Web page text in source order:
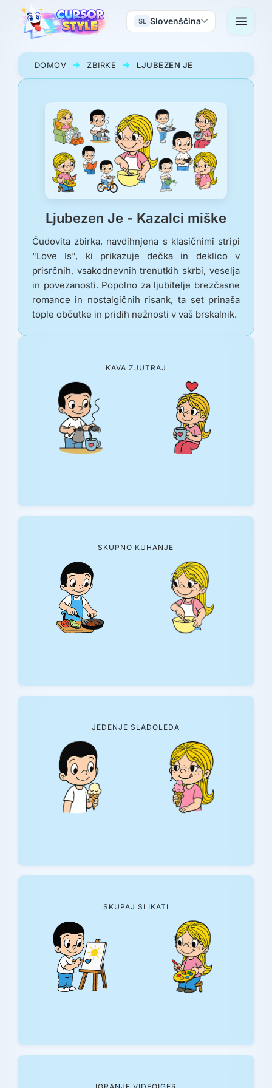
SL Slovenščina
DOMOV ZBIRKE LJUBEZEN JE
Ljubezen Je - Kazalci miške
Čudovita zbirka, navdihnjena s klasičnimi stripi
"Love Is", ki prikazuje dečka in deklico v
prisrčnih, vsakodnevnih trenutkih skrbi, veselja
in povezanosti. Popolno za ljubitelje brezčasne
romance in nostalgičnih risank, ta set prinaša
tople občutke in pridih nežnosti v vaš brskalnik.
KAVA ZJUTRAJ
SKUPNO KUHANJE
JEDENJE SLADOLEDA
SKUPAJ SLIKATI